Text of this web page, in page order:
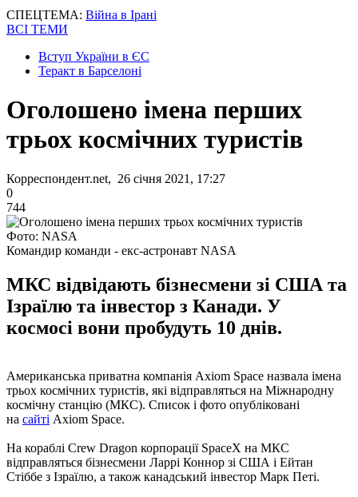
СПЕЦТЕМА: Війна в Ірані
ВСІ ТЕМИ
Вступ України в ЄС
Теракт в Барселоні
Оголошено імена перших
трьох космічних туристів
Корреспондент.net, 26 січня 2021, 17:27
0
744
Фото: NASA
Командир команди - екс-астронавт NASA
МКС відвідають бізнесмени зі США та
Ізраїлю та інвестор з Канади. У
космосі вони пробудуть 10 днів.
Американська приватна компанія Axiom Space назвала імена
трьох космічних туристів, які відправляться на Міжнародну
космічну станцію (МКС). Список і фото опубліковані
на сайті Axiom Space.
На кораблі Crew Dragon корпорації SpaceX на МКС
відправляться бізнесмени Ларрі Коннор зі США і Ейтан
Стіббе з Ізраїлю, а також канадський інвестор Марк Петі.